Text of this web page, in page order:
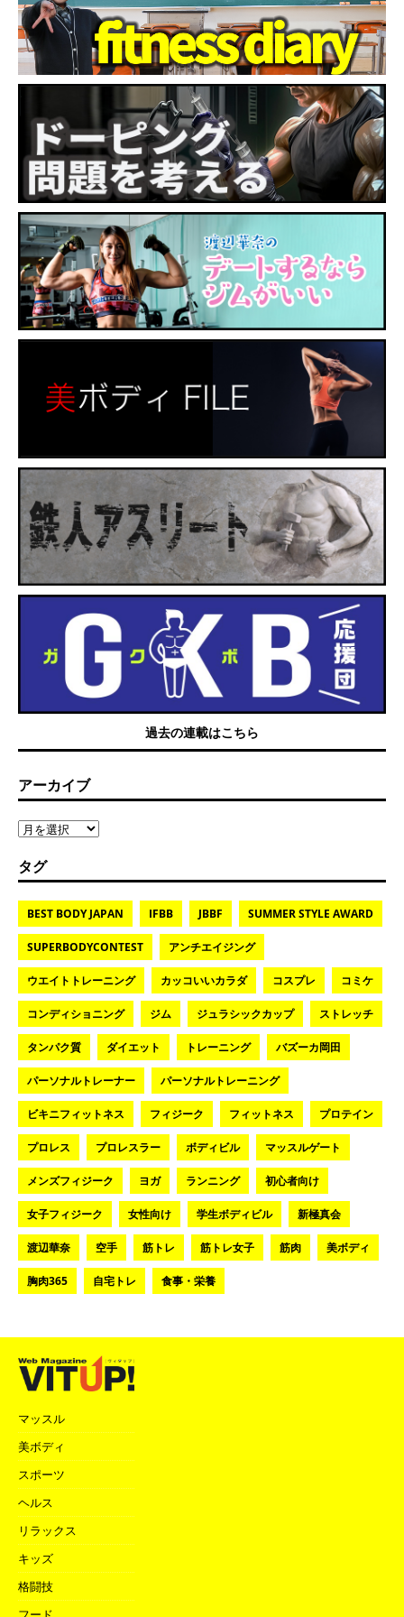
過去の連載はこちら
アーカイブ
タグ
BEST BODY JAPAN IFBB JBBF SUMMER STYLE AWARD
SUPERBODYCONTEST アンチエイジング
ウエイトトレーニング カッコいいカラダ コスプレ コミケ
コンディショニング ジム ジュラシックカップ ストレッチ
タンパク質 ダイエット トレーニング バズーカ岡田
パーソナルトレーナー パーソナルトレーニング
ビキニフィットネス フィジーク フィットネス プロテイン
プロレス プロレスラー ボディビル マッスルゲート
メンズフィジーク ヨガ ランニング 初心者向け
女子フィジーク 女性向け 学生ボディビル 新極真会
渡辺華奈 空手 筋トレ 筋トレ女子 筋肉 美ボディ
胸肉365 自宅トレ 食事・栄養
マッスル
美ボディ
スポーツ
ヘルス
リラックス
キッズ
格闘技